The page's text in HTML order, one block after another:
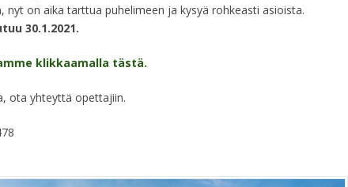
nyt on aika tarttua puhelimeen ja kysyä rohkeasti asioista.
30.1.2021.
klikkaamalla tästä.
ota yhteyttä opettajiin.